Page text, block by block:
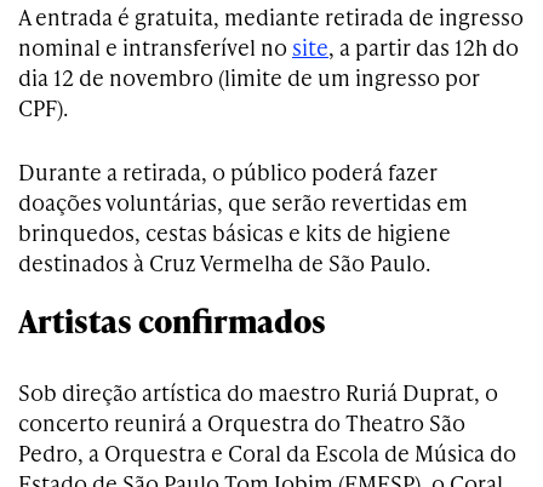
A entrada é gratuita, mediante retirada de ingresso
nominal e intransferível no site, a partir das 12h do
dia 12 de novembro (limite de um ingresso por
CPF).
Durante a retirada, o público poderá fazer
doações voluntárias, que serão revertidas em
brinquedos, cestas básicas e kits de higiene
destinados à Cruz Vermelha de São Paulo.
Artistas confirmados
Sob direção artística do maestro Ruriá Duprat, o
concerto reunirá a Orquestra do Theatro São
Pedro, a Orquestra e Coral da Escola de Música do